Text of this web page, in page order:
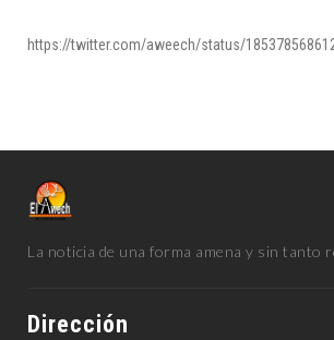
https://twitter.com/aweech/status/
La noticia de una forma amena y sin tanto
Dirección